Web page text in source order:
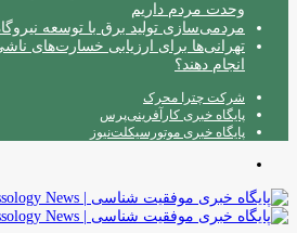
وحدت مردم داریم
مردمی‌سازی تولید برق با توسعه
تهرانی‌ها برای ارزیابی خسارت‌های
انجام دهند؟
شرکت چترا محرک
پایگاه خبری کارآفرینی‌پرس
پایگاه خبری موتورسیکلت‌نیوز